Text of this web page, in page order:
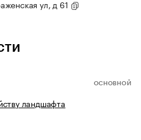
ул, д 61
ОСНОВНОЙ
ландшафта